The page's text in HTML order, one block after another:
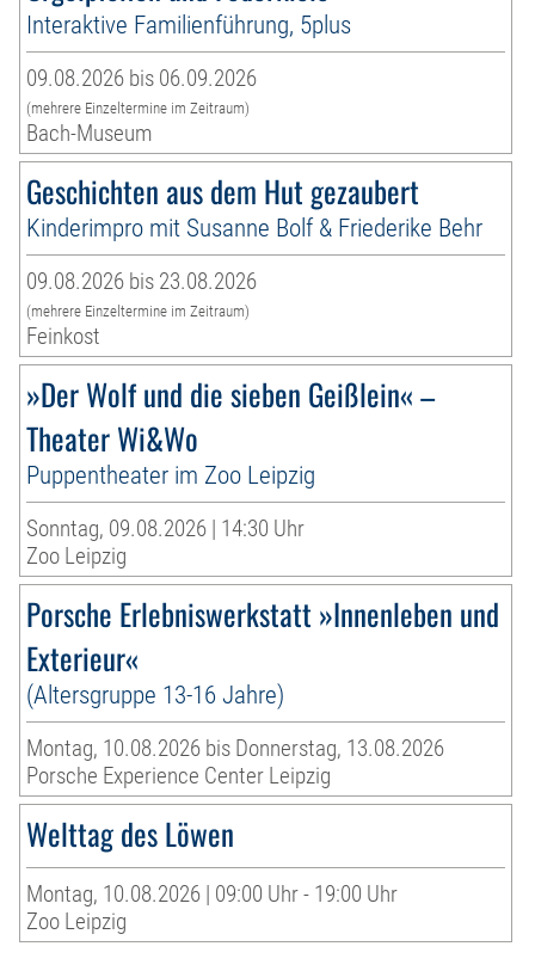
Interaktive Familienführung, 5plus
09.08.2026 bis 06.09.2026
(mehrere Einzeltermine im Zeitraum)
Bach-Museum
Geschichten aus dem Hut gezaubert
Kinderimpro mit Susanne Bolf & Friederike Behr
09.08.2026 bis 23.08.2026
(mehrere Einzeltermine im Zeitraum)
Feinkost
»Der Wolf und die sieben Geißlein« –
Theater Wi&Wo
Puppentheater im Zoo Leipzig
Sonntag, 09.08.2026 | 14:30 Uhr
Zoo Leipzig
Porsche Erlebniswerkstatt »Innenleben und
Exterieur«
(Altersgruppe 13-16 Jahre)
Montag, 10.08.2026 bis Donnerstag, 13.08.2026
Porsche Experience Center Leipzig
Welttag des Löwen
Montag, 10.08.2026 | 09:00 Uhr - 19:00 Uhr
Zoo Leipzig